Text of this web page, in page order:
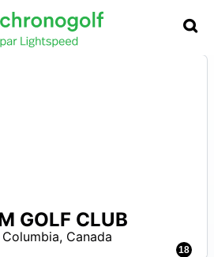
18
GOLF CLUB
, Canada